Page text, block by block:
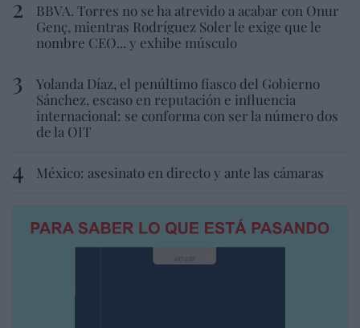
BBVA. Torres no se ha atrevido a acabar con Onur
Genç, mientras Rodríguez Soler le exige que le
nombre CEO... y exhibe músculo
Yolanda Díaz, el penúltimo fiasco del Gobierno
Sánchez, escaso en reputación e influencia
internacional: se conforma con ser la número dos
de la OIT
México: asesinato en directo y ante las cámaras